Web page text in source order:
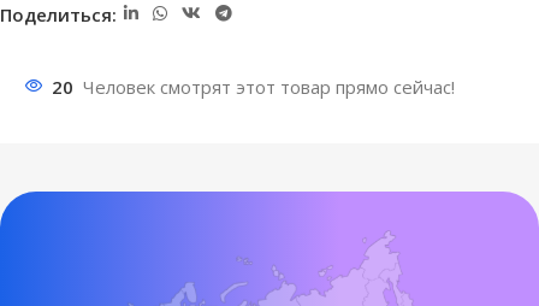
Поделиться:
20 Человек смотрят этот товар прямо сейчас!